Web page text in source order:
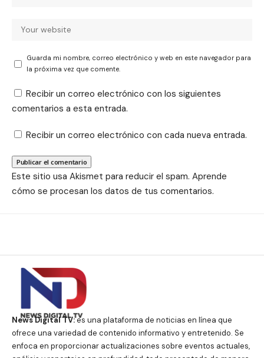
Guarda mi nombre, correo electrónico y web en este navegador para
la próxima vez que comente.
Recibir un correo electrónico con los siguientes
comentarios a esta entrada.
Recibir un correo electrónico con cada nueva entrada.
Este sitio usa Akismet para reducir el spam. Aprende
cómo se procesan los datos de tus comentarios.
News Digital TV:es una plataforma de noticias en línea que
ofrece una variedad de contenido informativo y entretenido. Se
enfoca en proporcionar actualizaciones sobre eventos actuales,